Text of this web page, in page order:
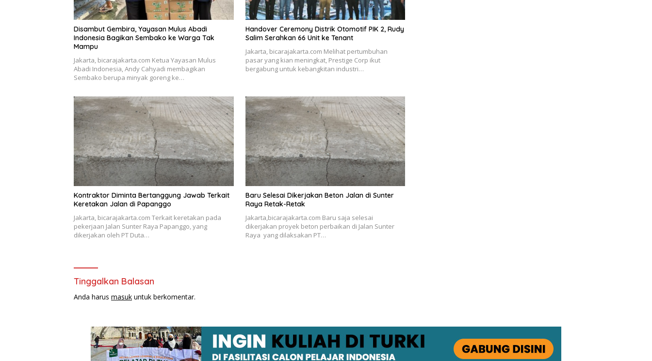
Disambut Gembira, Yayasan Mulus Abadi
Indonesia Bagikan Sembako ke Warga Tak
Mampu
Jakarta, bicarajakarta.com Ketua Yayasan Mulus
Abadi Indonesia, Andy Cahyadi membagikan
Sembako berupa minyak goreng ke…
Handover Ceremony Distrik Otomotif PIK 2, Rudy
Salim Serahkan 66 Unit ke Tenant
Jakarta, bicarajakarta.com Melihat pertumbuhan
pasar yang kian meningkat, Prestige Corp ikut
bergabung untuk kebangkitan industri…
Kontraktor Diminta Bertanggung Jawab Terkait
Keretakan Jalan di Papanggo
Jakarta, bicarajakarta.com Terkait keretakan pada
pekerjaan Jalan Sunter Raya Papanggo, yang
dikerjakan oleh PT Duta…
Baru Selesai Dikerjakan Beton Jalan di Sunter
Raya Retak-Retak
Jakarta,bicarajakarta.com Baru saja selesai
dikerjakan proyek beton perbaikan di Jalan Sunter
Raya yang dilaksakan PT…
Tinggalkan Balasan
Anda harus masuk untuk berkomentar.